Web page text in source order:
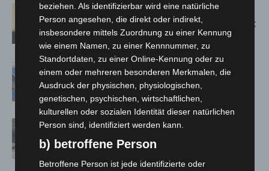
Hannover: Erste Tigermücken-
Population in Niedersachsen entdeckt
Mann läuft mit Hockeyschläger über
A7 – Polizei sucht Zeugen
Gasleitung bei McDonald’s-Umbau in
Langenhagen beschädigt
beziehen. Als identifizierbar wird eine natürliche
Person angesehen, die direkt oder indirekt,
insbesondere mittels Zuordnung zu einer Kennung
wie einem Namen, zu einer Kennnummer, zu
Standortdaten, zu einer Online-Kennung oder zu
einem oder mehreren besonderen Merkmalen, die
Ausdruck der physischen, physiologischen,
genetischen, psychischen, wirtschaftlichen,
kulturellen oder sozialen Identität dieser natürlichen
Person sind, identifiziert werden kann.
b) betroffene Person
Betroffene Person ist jede identifizierte oder